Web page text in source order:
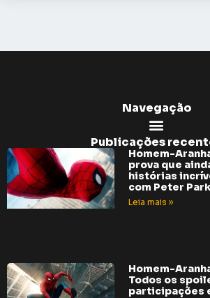
Navegação
Publicações
Homem-
prova que
histórias
com Peter
Leia mais »
Homem-
Todos os
participações